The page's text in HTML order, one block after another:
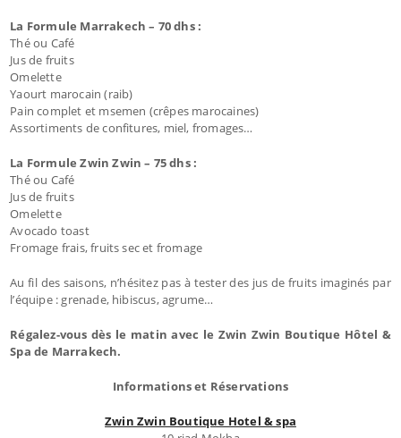
La Formule Marrakech – 70 dhs :
Thé ou Café
Jus de fruits
Omelette
Yaourt marocain (raib)
Pain complet et msemen (crêpes marocaines)
Assortiments de confitures, miel, fromages…
La Formule Zwin Zwin – 75 dhs :
Thé ou Café
Jus de fruits
Omelette
Avocado toast
Fromage frais, fruits sec et fromage
Au fil des saisons, n’hésitez pas à tester des jus de fruits imaginés par
l’équipe : grenade, hibiscus, agrume…
Régalez-vous dès le matin avec le Zwin Zwin Boutique Hôtel &
Spa de Marrakech.
Informations et Réservations
Zwin Zwin Boutique Hotel & spa